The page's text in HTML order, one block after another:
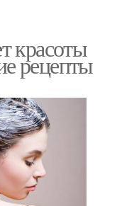
красоты
рецепты